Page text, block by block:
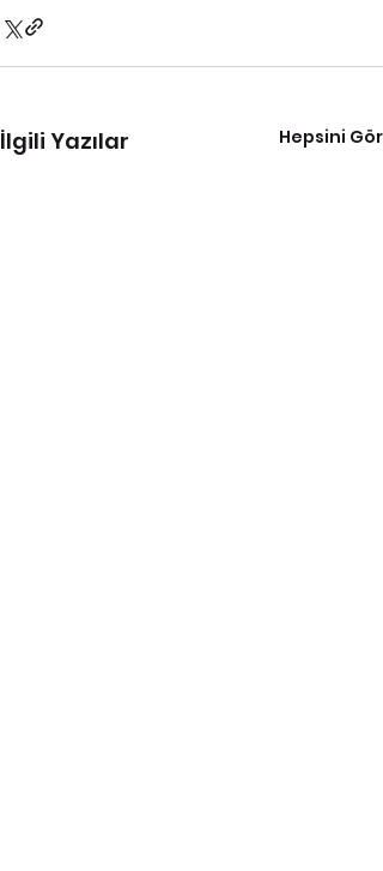
İlgili Yazılar Hepsini Gör